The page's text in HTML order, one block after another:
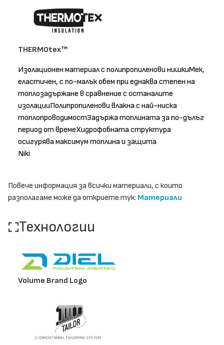
THERMOtex™
Изолационен материал с полипропиленови нишкиМек,
еластичен, с по-малък обем при еднаква степен на
топлозадържане в сравнение с останалите
изолацииПолипропиленови влакна с най-ниска
топлопроводимостЗадържа топлината за по-дълъг
период от времеХидрофобната структура
осигурява максимум топлина и защита
Niki
Повече информация за всички материали, с които
разполагаме може да откриете тук: Материали
Технологии
Volume Brand Logo